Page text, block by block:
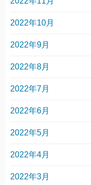
2022年10月
2022年9月
2022年8月
2022年7月
2022年6月
2022年5月
2022年4月
2022年3月